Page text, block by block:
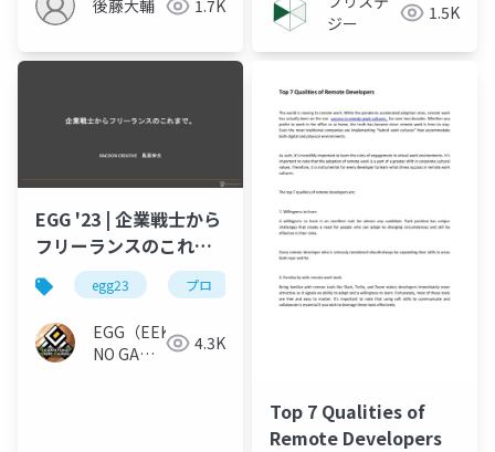
後藤大輔 1.7K
ジー
1.5K
EGG '23 | 企業戦士から
フリーランスのこれま
で。
egg23 プロ
EGG（EEKANJI
NO GAME
4.3K
Top 7 Qualities of
Remote Developers